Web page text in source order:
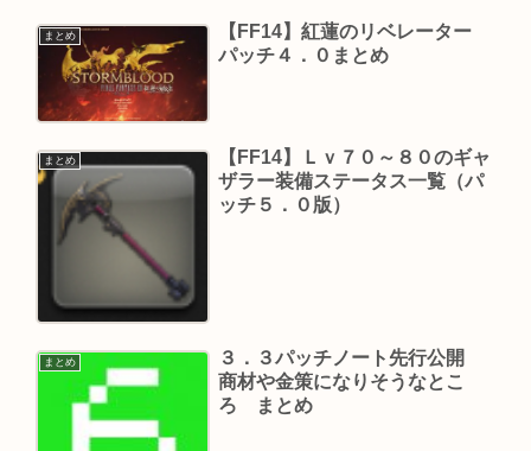
まとめ
【FF14】紅蓮のリベレーター
パッチ４．０まとめ
まとめ
【FF14】Ｌｖ７０～８０のギャ
ザラー装備ステータス一覧（パ
ッチ５．０版）
まとめ
３．３パッチノート先行公開
商材や金策になりそうなとこ
ろ まとめ